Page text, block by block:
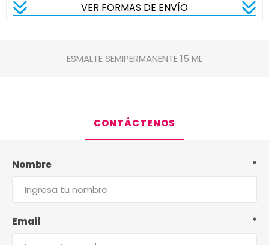
VER FORMAS DE ENVÍO
ESMALTE SEMIPERMANENTE 15 ML
CONTÁCTENOS
Nombre *
Email *